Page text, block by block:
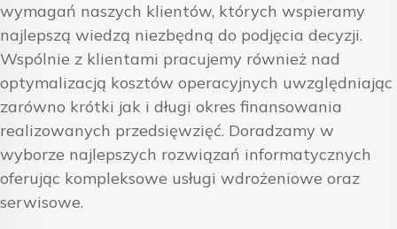
wymagań naszych klientów, których wspieramy
najlepszą wiedzą niezbędną do podjęcia decyzji.
Wspólnie z klientami pracujemy również nad
optymalizacją kosztów operacyjnych uwzględniając
zarówno krótki jak i długi okres finansowania
realizowanych przedsięwzięć. Doradzamy w
wyborze najlepszych rozwiązań informatycznych
oferując kompleksowe usługi wdrożeniowe oraz
serwisowe.